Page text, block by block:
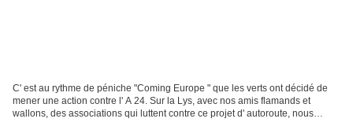
C' est au rythme de péniche "Coming Europe " que les verts ont décidé de
mener une action contre l' A 24. Sur la Lys, avec nos amis flamands et
wallons, des associations qui luttent contre ce projet d' autoroute, nous